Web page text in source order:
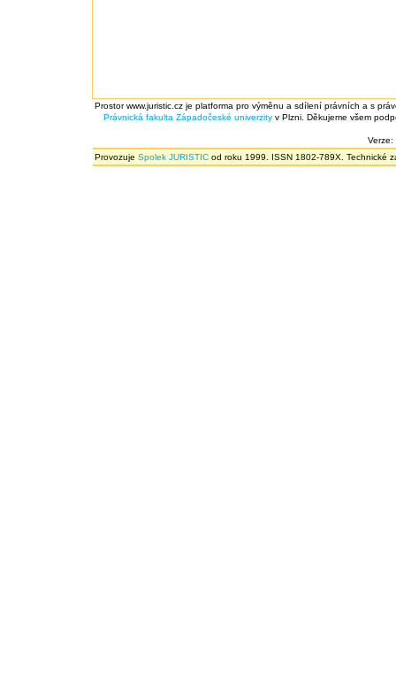
Prostor www.juristic.cz je platforma pro výměnu a sdílení právních a s
Právnická fakulta Západočeské univerzity v Plzni. Děkujeme všem
Verze:
Provozuje Spolek JURISTIC od roku 1999. ISSN 1802-789X. Technické